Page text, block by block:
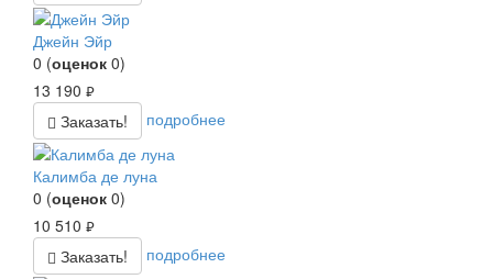
Джейн Эйр
0 (оценок 0)
13 190 руб.
Заказать! подробнее
Калимба де луна
0 (оценок 0)
10 510 руб.
Заказать! подробнее